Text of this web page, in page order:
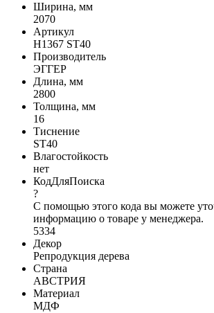
Ширина, мм
2070
Артикул
H1367 ST40
Производитель
ЭГГЕР
Длина, мм
2800
Толщина, мм
16
Тиснение
ST40
Влагостойкость
нет
КодДляПоиска
?
С помощью этого кода вы можете
информацию о товаре у менеджера.
5334
Декор
Репродукция дерева
Страна
АВСТРИЯ
Материал
МДФ